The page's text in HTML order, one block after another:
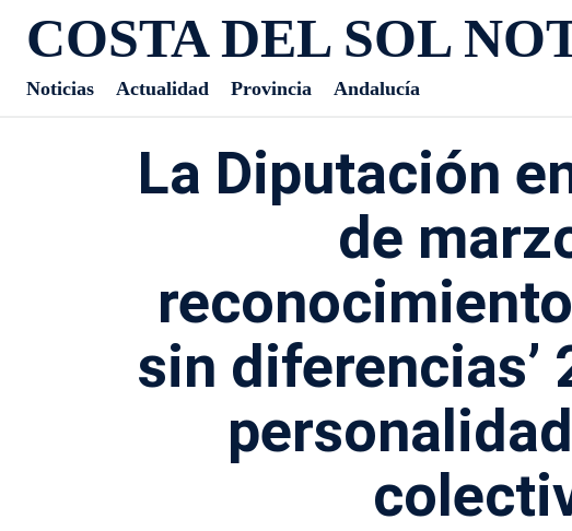
COSTA DEL SOL
Noticias Actualidad Provincia Andalucía
La Diputación
de
sin diferencias’